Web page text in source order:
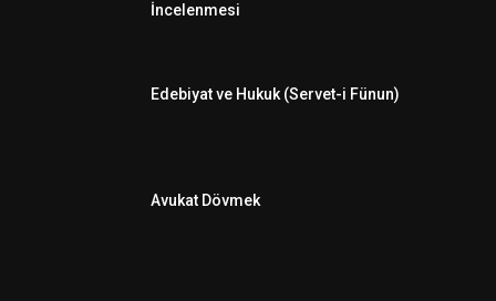
İncelenmesi
Edebiyat ve Hukuk (Servet-i Fünun)
Avukat Dövmek